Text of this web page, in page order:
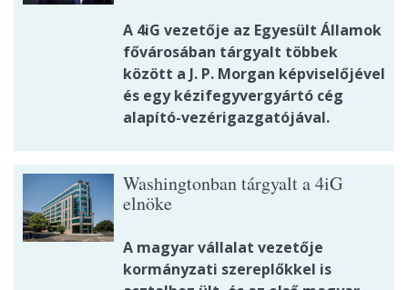
A 4iG vezetője az Egyesült Államok
fővárosában tárgyalt többek
között a J. P. Morgan képviselőjével
és egy kézifegyvergyártó cég
alapító-vezérigazgatójával.
Washingtonban tárgyalt a 4iG
elnöke
A magyar vállalat vezetője
kormányzati szereplőkkel is